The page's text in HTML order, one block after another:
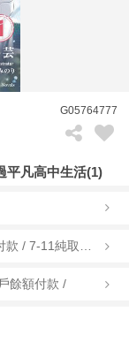
G05764777
平凡高中生活(1)
餘額付款 /